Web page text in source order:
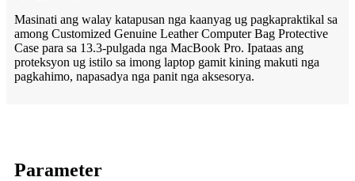
Masinati ang walay katapusan nga kaanyag ug pagkapraktikal sa
among Customized Genuine Leather Computer Bag Protective
Case para sa 13.3-pulgada nga MacBook Pro. Ipataas ang
proteksyon ug istilo sa imong laptop gamit kining makuti nga
pagkahimo, napasadya nga panit nga aksesorya.
Parameter